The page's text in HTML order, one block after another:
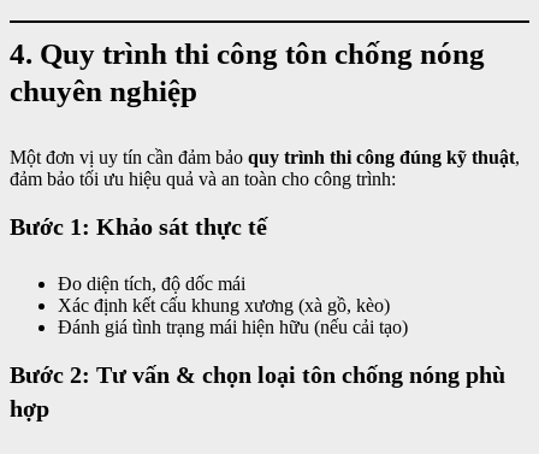
4. Quy trình thi công tôn chống nóng
chuyên nghiệp
Một đơn vị uy tín cần đảm bảo quy trình thi công đúng kỹ thuật,
đảm bảo tối ưu hiệu quả và an toàn cho công trình:
Bước 1: Khảo sát thực tế
Đo diện tích, độ dốc mái
Xác định kết cấu khung xương (xà gồ, kèo)
Đánh giá tình trạng mái hiện hữu (nếu cải tạo)
Bước 2: Tư vấn & chọn loại tôn chống nóng phù
hợp